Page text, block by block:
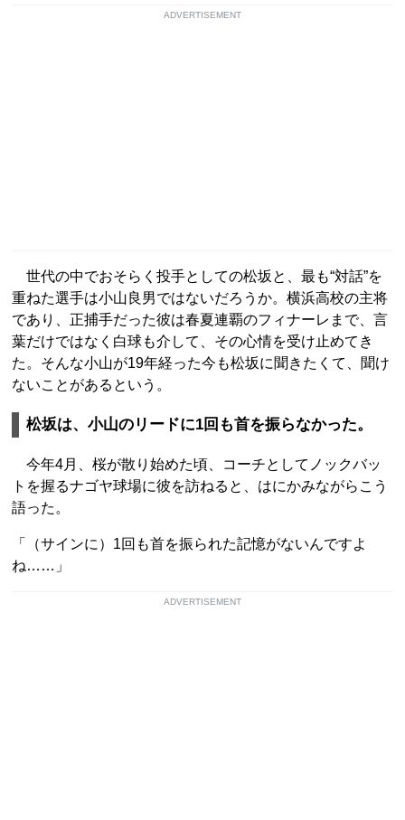
ADVERTISEMENT
世代の中でおそらく投手としての松坂と、最も“対話”を
重ねた選手は小山良男ではないだろうか。横浜高校の主将
であり、正捕手だった彼は春夏連覇のフィナーレまで、言
葉だけではなく白球も介して、その心情を受け止めてき
た。そんな小山が19年経った今も松坂に聞きたくて、聞け
ないことがあるという。
松坂は、小山のリードに1回も首を振らなかった。
今年4月、桜が散り始めた頃、コーチとしてノックバッ
トを握るナゴヤ球場に彼を訪ねると、はにかみながらこう
語った。
「（サインに）1回も首を振られた記憶がないんですよ
ね……」
ADVERTISEMENT